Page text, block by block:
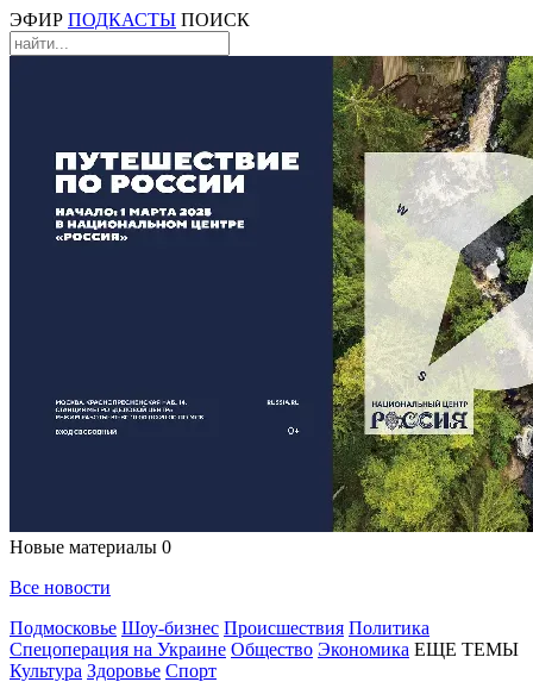
ЭФИР ПОДКАСТЫ ПОИСК
Новые материалы 0
Все новости
Подмосковье Шоу-бизнес Происшествия Политика
Спецоперация на Украине Общество Экономика ЕЩЕ ТЕМЫ
Культура Здоровье Спорт